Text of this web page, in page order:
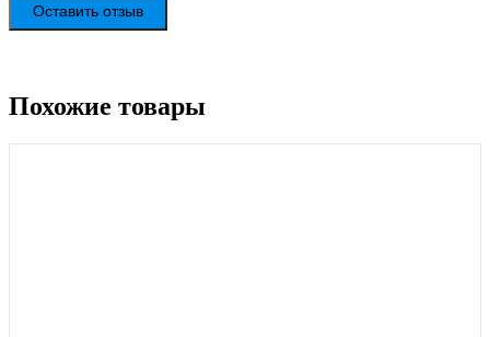
Оставить отзыв
Похожие товары